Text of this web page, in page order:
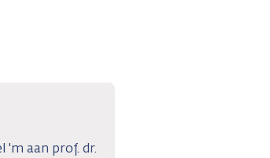
'm aan prof. dr.